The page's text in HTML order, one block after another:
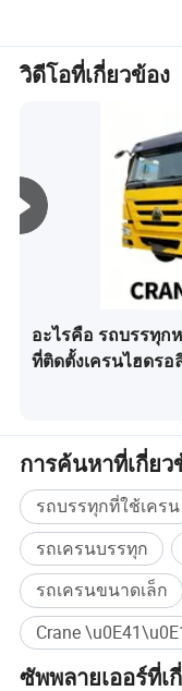
วิดีโอที่เกี่ยวข้อง
อะไรคือ รถบรรทุก
ที่ติดตั้งเครนไฮดร
การค้นหาที่เกี่ยว
รถบรรทุกที่ใช้เครน
รถเครนบรรทุก
รถเครนขนาดเล็ก
ซัพพลายเออร์ที่เ